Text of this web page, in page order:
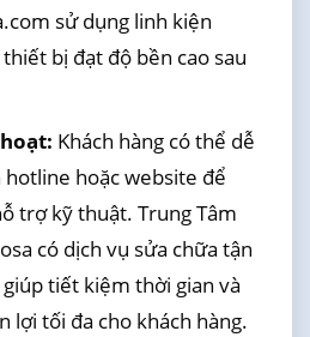
sử dụng linh kiện
bị đạt độ bền cao sau
Khách hàng có thể dễ
hotline hoặc website để
trợ kỹ thuật. Trung Tâm
có dịch vụ sửa chữa tận
tiết kiệm thời gian và
lợi tối đa cho khách hàng.